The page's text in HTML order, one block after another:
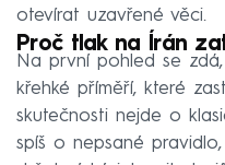
otevírat uzavřené věci.
Proč tlak na Írán
Na první pohled se
křehké příměří, které
skutečnosti nejde o
spíš o nepsané